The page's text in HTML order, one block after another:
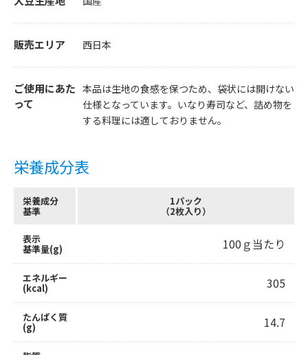
販売エリア 西日本
ご使用にあた
って
本品は生地の食感を保つため、袋状には開けない
仕様となっています。いなり寿司など、詰め物を
する料理には適しておりません。
栄養成分表
栄養成分
基準
表示
基準量(g)
エネルギー
(kcal)
たんぱく質
(g)
1パック
（2枚入り）
100ｇ当たり
305
14.7